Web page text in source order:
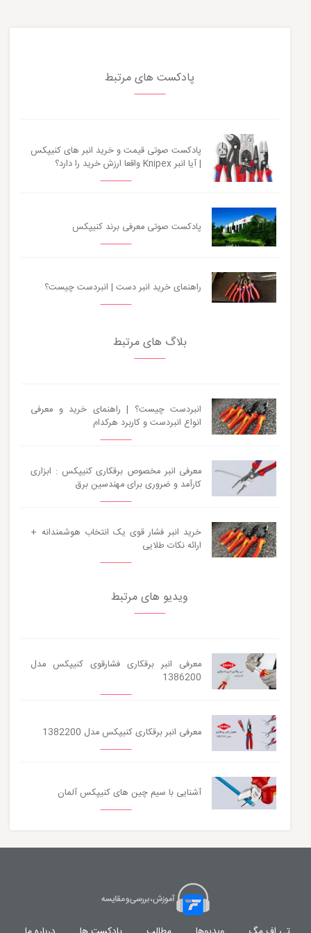
پادکست های مرتبط
پادکست صوتی قیمت و خرید انبر های کنیپکس
| آیا انبر Knipex واقعا ارزش خرید را دارد؟
پادکست صوتی معرفی برند کنیپکس
راهنمای خرید انبر دست | انبردست چیست؟
بلاگ های مرتبط
انبردست چیست؟ | راهنمای خرید و معرفی
انواع انبردست و کاربرد هرکدام
معرفی انبر مخصوص برقکاری کنیپکس : ابزاری
کارآمد و ضروری برای مهندسین برق
خرید انبر فشار قوی یک انتخاب هوشمندانه +
ارائه نکات طلایی
ویدیو های مرتبط
معرفی انبر برقکاری فشارقوی کنیپکس مدل
1386200
معرفی انبر برقکاری کنیپکس مدل 1382200
آشنایی با سیم چین های کنیپکس آلمان